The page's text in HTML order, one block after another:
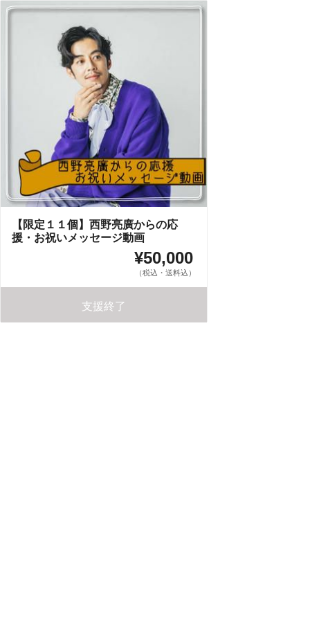
【限定１１個】西野亮廣からの応
援・お祝いメッセージ動画
¥50,000
（税込・送料込）
支援終了